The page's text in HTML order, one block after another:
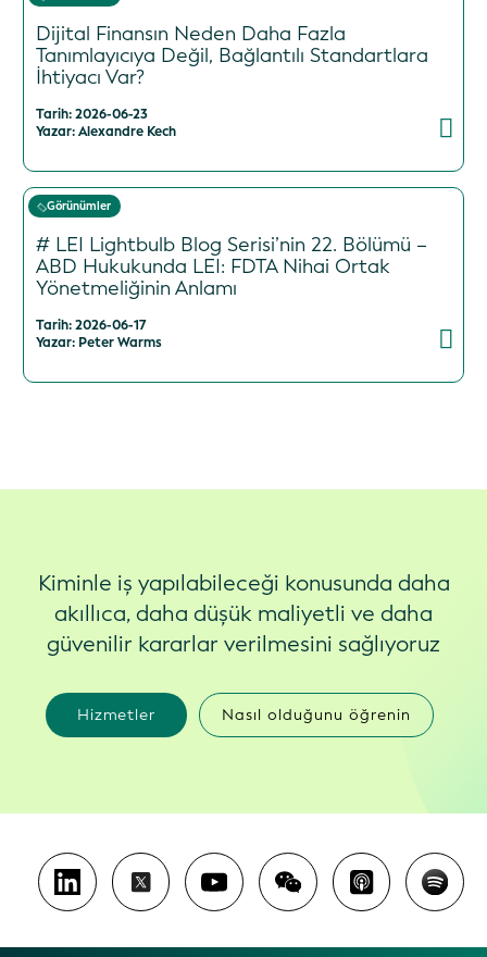
Dijital Finansın Neden Daha Fazla
Tanımlayıcıya Değil, Bağlantılı Standartlara
İhtiyacı Var?
Tarih: 2026-06-23
Yazar: Alexandre Kech
Görünümler
# LEI Lightbulb Blog Serisi’nin 22. Bölümü –
ABD Hukukunda LEI: FDTA Nihai Ortak
Yönetmeliğinin Anlamı
Tarih: 2026-06-17
Yazar: Peter Warms
Kiminle iş yapılabileceği konusunda daha
akıllıca, daha düşük maliyetli ve daha
güvenilir kararlar verilmesini sağlıyoruz
Hizmetler Nasıl olduğunu öğrenin